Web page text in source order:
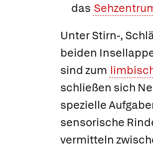
das
Unter Stirn-,
beiden
sind zum
schließen sich
spezielle
sensorische
vermitteln